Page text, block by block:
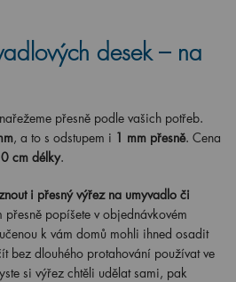
desek – na
přesně podle vašich potřeb.
, a to s odstupem i 1 mm přesně. Cena
cm délky.
i přesný výřez na umyvadlo či
přesně popíšete v objednávkovém
k vám domů mohli ihned osadit
bez dlouhého protahování používat ve
si výřez chtěli udělat sami, pak